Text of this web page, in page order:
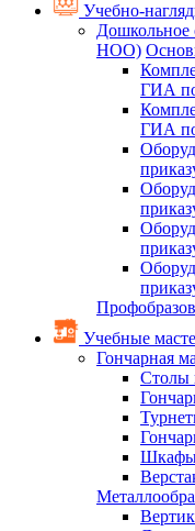
Учебно-
Дошкольное
НОО)
ГИА
ГИА
Учебные
Гончарная
Столы